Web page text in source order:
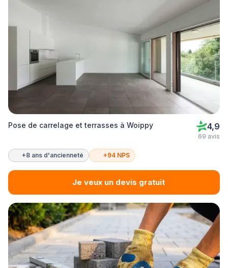
Pose de carrelage et terrasses à Woippy 4,9
69 avis
+8 ans d'ancienneté +94 NPS
Je veux un devis gratuit